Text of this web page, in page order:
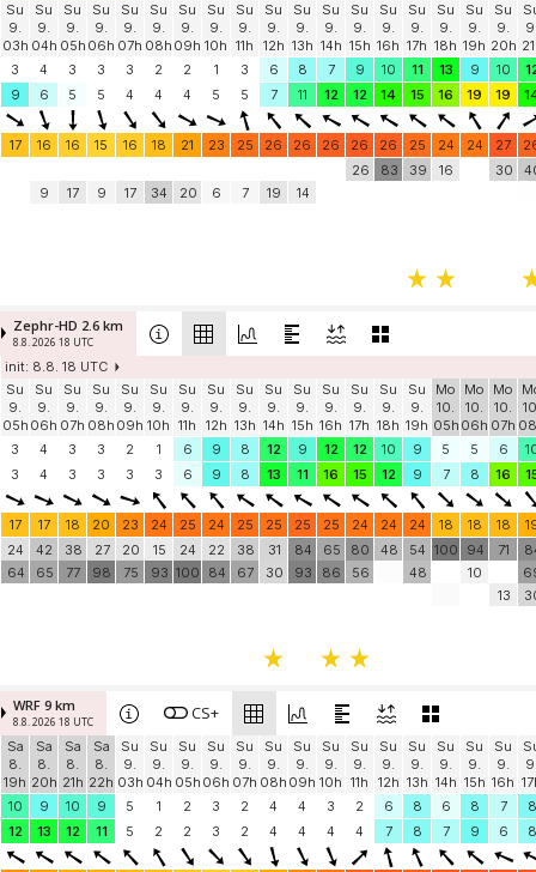
Su
9.
03h
Su
9.
04h
Su
9.
05h
Su
9.
06h
Su
9.
07h
Su
9.
08h
Su
9.
09h
Su
9.
10h
Su
9.
11h
Su
9.
12h
Su
9.
13h
Su
9.
14h
Su
9.
15h
Su
9.
16h
Su
9.
17h
Su
9.
18h
Su
9.
19h
Su
9.
20h
3
4 3 3 3 2 2 1 3 6 8 7 9 10 11 13 9 10
9
6 5 5 4 4 4 5 5 7 11 12 12 14 15 16 19 19
17 16 16 15 16 18 21 23 25 26 26 26 26 26 25 24 24 27
9 17 9 17 34 20 6 7 19 14
26 83 39 16 30
Zephr-HD 2.6 km
8.8. 2026 18 UTC
init: 8.8. 18 UTC
Su
9.
05h
Su
9.
06h
Su
9.
07h
Su
9.
08h
Su
9.
09h
Su
9.
10h
Su
9.
11h
Su
9.
12h
Su
9.
13h
Su
9.
14h
Su
9.
15h
Su
9.
16h
Su
9.
17h
Su
9.
18h
Su
9.
19h
Mo
10.
05h
Mo
10.
06h
Mo
10.
07h
3
4 3 3 2 1 6 9 8 12 9 12 12 10 9 5 5 6
3
4 3 3 3 3 6 9 8 13 11 16 15 12 9 7 8 16
17 17 18 20 23 24 25 24 25 25 25 25 24 24 24 18 18 18
24
64
42
65
38
77
27
98
20
75
15
93
24
100
22
84
38
67
31
30
84
93
65
86
80
56
48
54
48
100
94
10
71
13
WRF 9 km
8.8. 2026 18 UTC CS+
Sa
8.
19h
Sa
8.
20h
Sa
8.
21h
Sa
8.
22h
Su
9.
03h
Su
9.
04h
Su
9.
05h
Su
9.
06h
Su
9.
07h
Su
9.
08h
Su
9.
09h
Su
9.
10h
Su
9.
11h
Su
9.
12h
Su
9.
13h
Su
9.
14h
Su
9.
15h
Su
9.
16h
10
9 10 9 5 1 2 3 2 4 4 3 2 6 8 6 8 7
8
12
13 12 11 5 2 2 3 2 4 4 4 4 7 8 7 9 6 8